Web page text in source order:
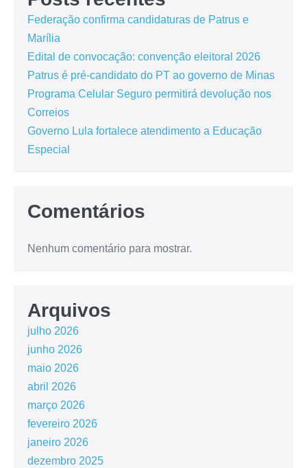
Federação confirma candidaturas de Patrus e
Marília
Edital de convocação: convenção eleitoral 2026
Patrus é pré-candidato do PT ao governo de Minas
Programa Celular Seguro permitirá devolução nos
Correios
Governo Lula fortalece atendimento a Educação
Especial
Comentários
Nenhum comentário para mostrar.
Arquivos
julho 2026
junho 2026
maio 2026
abril 2026
março 2026
fevereiro 2026
janeiro 2026
dezembro 2025